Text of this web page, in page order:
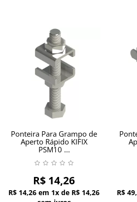
Ponteira Para Grampo de
Aperto Rápido KIFIX
PSM10 ...
R$ 14,26
R$ 14,26 em 1x de R$ 14,26
R$